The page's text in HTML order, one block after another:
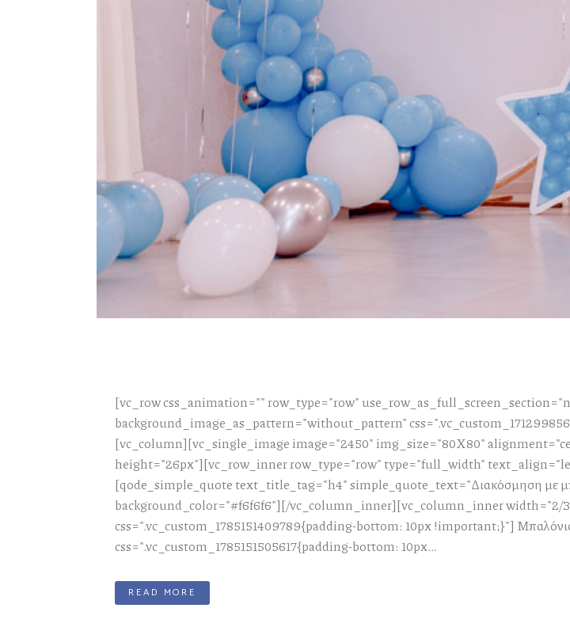
[vc_row css_animation="" row_type="row"
background_image_as_pattern="without_pattern"
[vc_column][vc_single_image image="2450" img_size="80X80"
height="26px"][vc_row_inner row_type="row" type="full_width"
[qode_simple_quote text_title_tag="h4" simple_quote_text="Διακόσμηση με
background_color="#f6f6f6"][/vc_column_inner][vc_column_inner width="2/
css=".vc_custom_1785151409789{padding-bottom: 10px !important;}"]
css=".vc_custom_1785151505617{padding-bottom: 10px...
READ MORE